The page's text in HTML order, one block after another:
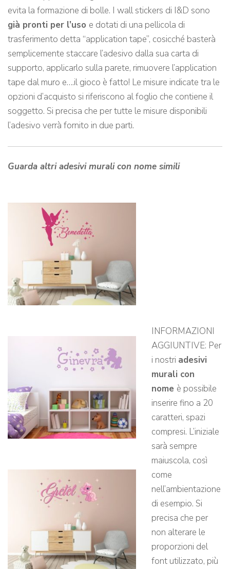
evita la formazione di bolle. I wall stickers di I&D sono
già pronti per l’uso e dotati di una pellicola di
trasferimento detta “application tape”, cosicché basterà
semplicemente staccare l’adesivo dalla sua carta di
supporto, applicarlo sulla parete, rimuovere l’application
tape dal muro e….il gioco è fatto! Le misure indicate tra le
opzioni d’acquisto si riferiscono al foglio che contiene il
soggetto. Si precisa che per tutte le misure disponibili
l’adesivo verrà fornito in due parti.
Guarda altri adesivi murali con nome simili
INFORMAZIONI
AGGIUNTIVE: Per
i nostri adesivi
murali con
nome è possibile
inserire fino a 20
caratteri, spazi
compresi. L’iniziale
sarà sempre
maiuscola, così
come
nell’ambientazione
di esempio. Si
precisa che per
non alterare le
proporzioni del
font utilizzato, più